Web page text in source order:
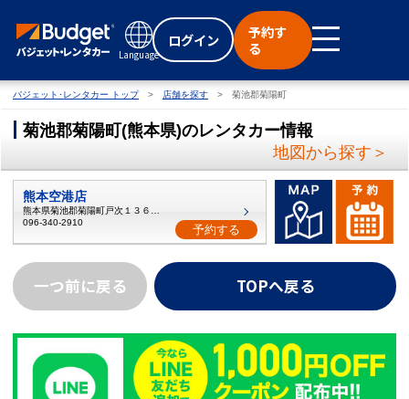
Language
ログイン
予約す
る
バジェット･レンタカー トップ 店舗を探す 菊池郡菊陽町
菊池郡菊陽町(熊本県)のレンタカー情報
地図から探す＞
熊本空港店
096-340-2910
予約する
一つ前に戻る TOPへ戻る